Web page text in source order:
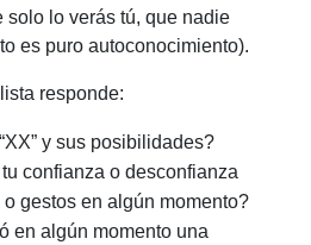
solo lo verás tú, que nadie
es puro autoconocimiento).
responde:
y sus posibilidades?
confianza o desconfianza
gestos en algún momento?
en algún momento una